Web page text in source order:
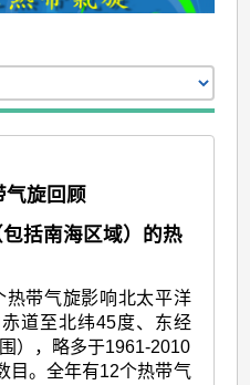
气旋回顾
括南海区域）的热
热带气旋影响北太平洋
道至北纬45度、东经
），略多于1961-2010
目。全年有12个热带气